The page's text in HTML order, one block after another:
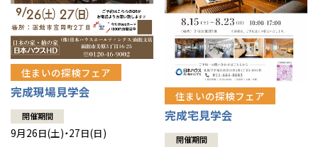
住まいの探検フェア
完成現場見学会
開催期間
9月26日(土)・27日(日)
住まいの探検フェア
完成宅見学会
開催期間